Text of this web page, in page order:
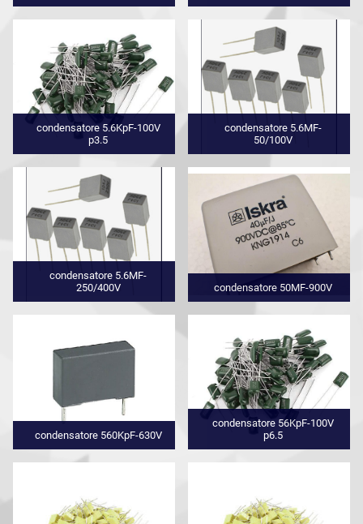
condensatore 5.6KpF-100V
p3.5
condensatore 5.6MF-
50/100V
condensatore 5.6MF-
250/400V
condensatore 50MF-900V
condensatore 560KpF-630V
condensatore 56KpF-100V
p6.5